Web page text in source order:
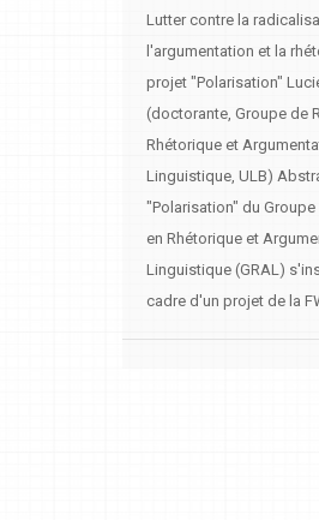
Lutter contre la
l'argumentation et la
projet "Polarisation"
(doctorante, Groupe de
Rhétorique et
Linguistique, ULB)
"Polarisation" du
en Rhétorique et
Linguistique (GRAL)
cadre d'un projet de la